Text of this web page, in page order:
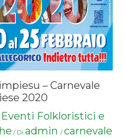
– Carnevale
2020
Eventi Folkloristici e
/ Di admin / carnevale